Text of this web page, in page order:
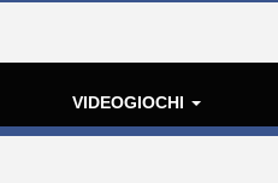
VIDEOGIOCHI